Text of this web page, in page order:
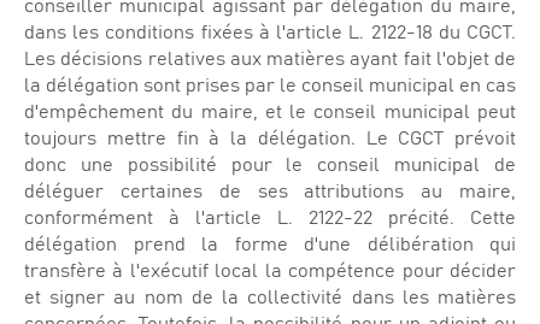
dans les conditions fixées à l'article L. 2122-18 du CGCT.
Les décisions relatives aux matières ayant fait l'objet de
la délégation sont prises par le conseil municipal en cas
d'empêchement du maire, et le conseil municipal peut
toujours mettre fin à la délégation. Le CGCT prévoit
donc une possibilité pour le conseil municipal de
déléguer certaines de ses attributions au maire,
conformément à l'article L. 2122-22 précité. Cette
délégation prend la forme d'une délibération qui
transfère à l'exécutif local la compétence pour décider
et signer au nom de la collectivité dans les matières